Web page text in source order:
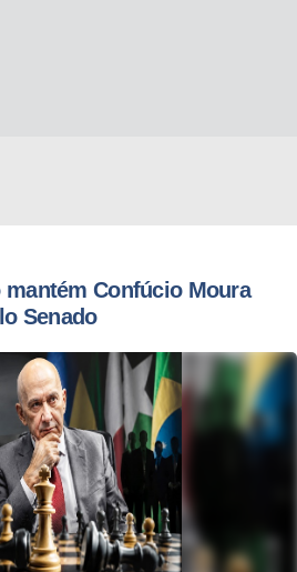
Confúcio Moura
Senado